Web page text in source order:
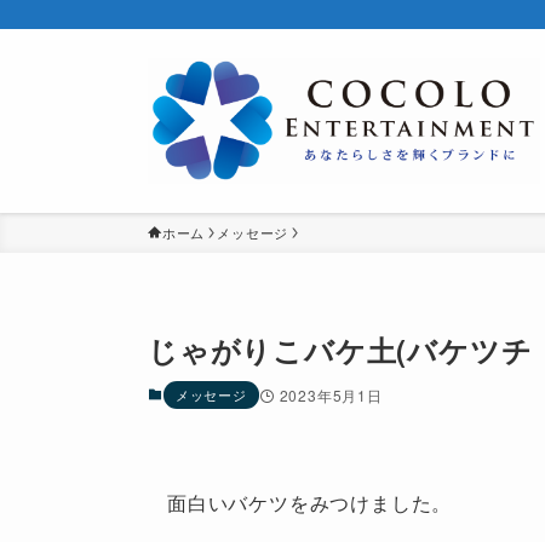
ホーム メッセージ
じゃがりこバケ土(バケツチ
メッセージ 2023年5月1日
面白いバケツをみつけました。